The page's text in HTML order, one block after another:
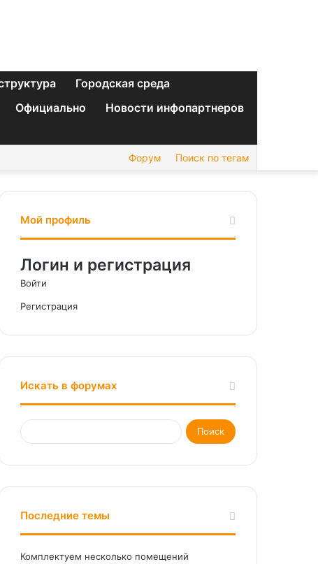
Городская среда
Официально
Новости инфопартнеров
Форум Поиск по тегам
Мой профиль
Логин и регистрация
Войти
Регистрация
Искать в форумах
Последние темы
Комплектуем несколько помещений